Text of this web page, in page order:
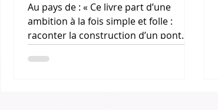
​Au pays de : « Ce livre part d’une
ambition à la fois simple et folle :
raconter la construction d’un pont